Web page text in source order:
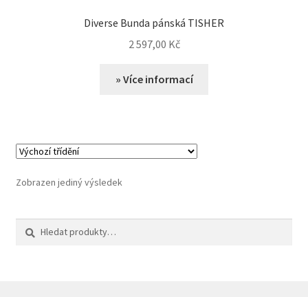
Diverse Bunda pánská TISHER
2 597,00 Kč
» Více informací
Zobrazen jediný výsledek
Hledat:
Hledat